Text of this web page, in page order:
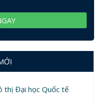
thị Đại học Quốc tế